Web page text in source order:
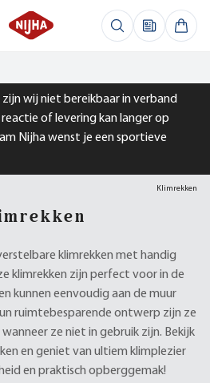
wij niet bereikbaar in verband
of levering kan langer op
Nijha wenst je een sportieve
Klimrekken
klimrekken met handig
klimrekken zijn perfect voor in de
kunnen eenvoudig aan de muur
ruimtebesparende ontwerp zijn ze
ze niet in gebruik zijn. Bekijk
en geniet van ultiem klimplezier
en praktisch opberggemak!